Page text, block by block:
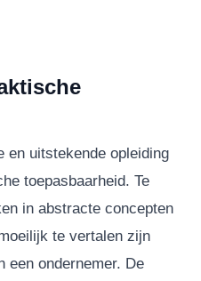
en uitstekende opleiding
toepasbaarheid. Te
in abstracte concepten
te vertalen zijn
een ondernemer. De